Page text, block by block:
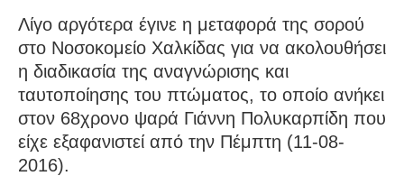
Λίγο αργότερα έγινε η μεταφορά της σορού
στο Νοσοκομείο Χαλκίδας για να ακολουθήσει
η διαδικασία της αναγνώρισης και
ταυτοποίησης του πτώματος, το οποίο ανήκει
στον 68χρονο ψαρά Γιάννη Πολυκαρπίδη που
είχε εξαφανιστεί από την Πέμπτη (11-08-
2016).